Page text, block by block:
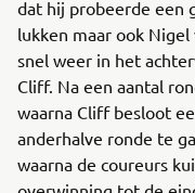
dat hij probeerde een
lukken maar ook
snel weer in het
Cliff. Na een aantal
waarna Cliff besloot
anderhalve ronde te
waarna de coureurs